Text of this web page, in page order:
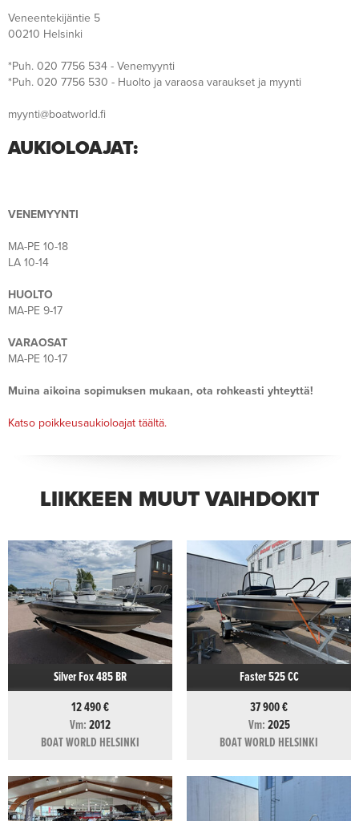
Veneentekijäntie 5
00210 Helsinki
*Puh. 020 7756 534 - Venemyynti
*Puh. 020 7756 530 - Huolto ja varaosa varaukset ja myynti
myynti@boatworld.fi
AUKIOLOAJAT:
VENEMYYNTI
MA-PE 10-18
LA 10-14
HUOLTO
MA-PE 9-17
VARAOSAT
MA-PE 10-17
Muina aikoina sopimuksen mukaan, ota rohkeasti yhteyttä!
Katso poikkeusaukioloajat täältä.
LIIKKEEN MUUT VAIHDOKIT
Silver Fox 485 BR
12 490 €
Vm:2012
BOAT WORLD HELSINKI
Faster 525 CC
37 900 €
Vm:2025
BOAT WORLD HELSINKI